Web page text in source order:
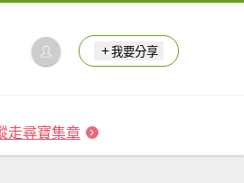
我要分享
走尋寶集章